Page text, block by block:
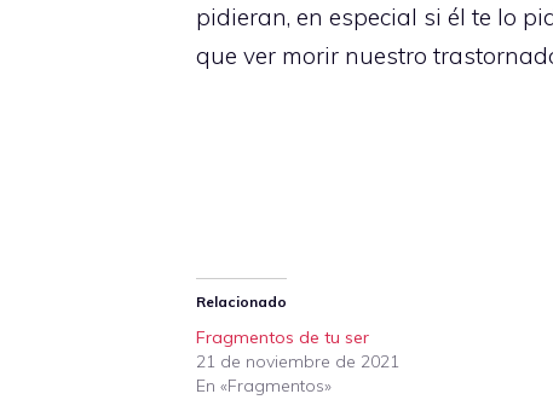
pidieran, en especial si él te lo
que ver morir nuestro
Relacionado
Fragmentos de tu ser
21 de noviembre de 2021
En «Fragmentos»